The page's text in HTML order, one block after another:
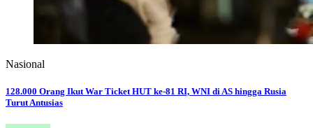
Nasional
128.000 Orang Ikut War Ticket HUT ke-81 RI, WNI di AS hingga Rusia
Turut Antusias